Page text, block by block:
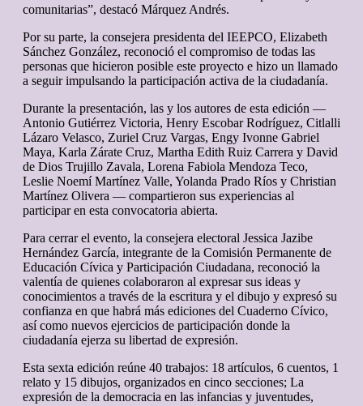
comunitarias”, destacó Márquez Andrés.
Por su parte, la consejera presidenta del IEEPCO, Elizabeth
Sánchez González, reconoció el compromiso de todas las
personas que hicieron posible este proyecto e hizo un llamado
a seguir impulsando la participación activa de la ciudadanía.
Durante la presentación, las y los autores de esta edición —
Antonio Gutiérrez Victoria, Henry Escobar Rodríguez, Citlalli
Lázaro Velasco, Zuriel Cruz Vargas, Engy Ivonne Gabriel
Maya, Karla Zárate Cruz, Martha Edith Ruiz Carrera y David
de Dios Trujillo Zavala, Lorena Fabiola Mendoza Teco,
Leslie Noemí Martínez Valle, Yolanda Prado Ríos y Christian
Martínez Olivera — compartieron sus experiencias al
participar en esta convocatoria abierta.
Para cerrar el evento, la consejera electoral Jessica Jazibe
Hernández García, integrante de la Comisión Permanente de
Educación Cívica y Participación Ciudadana, reconoció la
valentía de quienes colaboraron al expresar sus ideas y
conocimientos a través de la escritura y el dibujo y expresó su
confianza en que habrá más ediciones del Cuaderno Cívico,
así como nuevos ejercicios de participación donde la
ciudadanía ejerza su libertad de expresión.
Esta sexta edición reúne 40 trabajos: 18 artículos, 6 cuentos, 1
relato y 15 dibujos, organizados en cinco secciones; La
expresión de la democracia en las infancias y juventudes,